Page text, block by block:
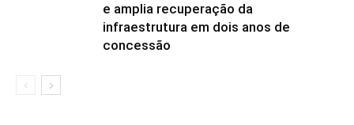
e amplia recuperação da
infraestrutura em dois anos de
concessão